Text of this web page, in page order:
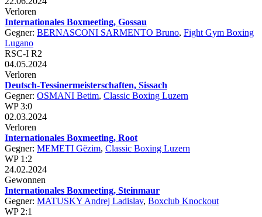
Verloren
Internationales Boxmeeting, Gossau
Gegner: BERNASCONI SARMENTO Bruno, Fight Gym Boxing
Lugano
RSC-I R2
04.05.2024
Verloren
Deutsch-Tessinermeisterschaften, Sissach
Gegner: OSMANI Betim, Classic Boxing Luzern
WP 3:0
02.03.2024
Verloren
Internationales Boxmeeting, Root
Gegner: MEMETI Gëzim, Classic Boxing Luzern
WP 1:2
24.02.2024
Gewonnen
Internationales Boxmeeting, Steinmaur
Gegner: MATUSKY Andrej Ladislav, Boxclub Knockout
WP 2:1